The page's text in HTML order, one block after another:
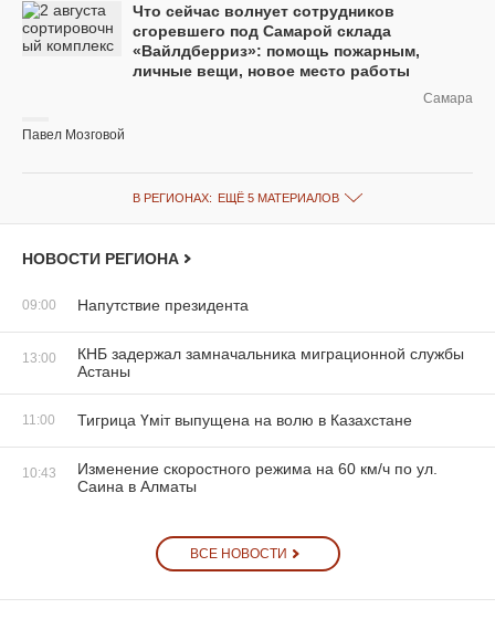
Что сейчас волнует сотрудников
сгоревшего под Самарой склада
«Вайлдберриз»: помощь пожарным,
личные вещи, новое место работы
Самара
Павел Мозговой
В РЕГИОНАХ: ЕЩЁ 5 МАТЕРИАЛОВ
НОВОСТИ РЕГИОНА
09:00 Напутствие президента
13:00
КНБ задержал замначальника миграционной службы
Астаны
11:00 Тигрица Үміт выпущена на волю в Казахстане
10:43
Изменение скоростного режима на 60 км/ч по ул.
Саина в Алматы
ВСЕ НОВОСТИ